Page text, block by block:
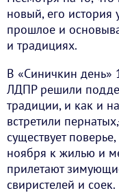
новый, его история
прошлое и
и традициях.
В «Синичкин день»
ЛДПР решили
традиции, и как и
встретили
существует
ноября к жилью и
прилетают
свиристелей и соек.